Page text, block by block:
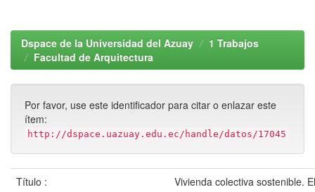
Dspace de la Universidad del Azuay
1 Trabajos
Facultad de Arquitectura
Por favor, use este identificador para citar o enlazar este
ítem:
http://dspace.uazuay.edu.ec/handle/datos/17045
Título :
Vivienda colectiva sostenible.